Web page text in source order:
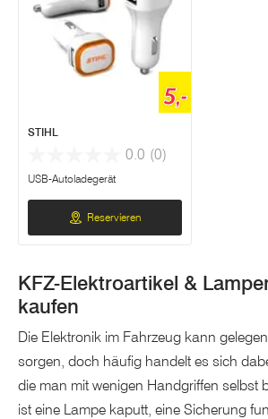
5,-
STIHL
0.0 (0)
USB-Autoladegerät
Reservieren
KFZ-Elektroartikel &
kaufen
Die Elektronik im Fahrzeug kann
sorgen, doch häufig handelt es sich
die man mit wenigen Handgriffen selbst
ist eine Lampe kaputt, eine Sicherung